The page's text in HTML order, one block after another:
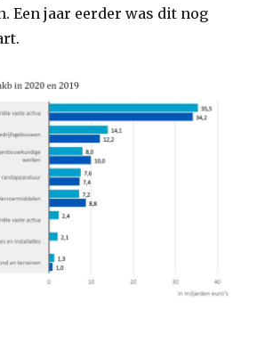
Een jaar eerder was dit nog